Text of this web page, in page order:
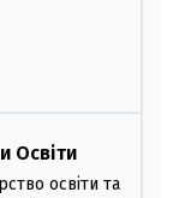
Освіти
освіти та